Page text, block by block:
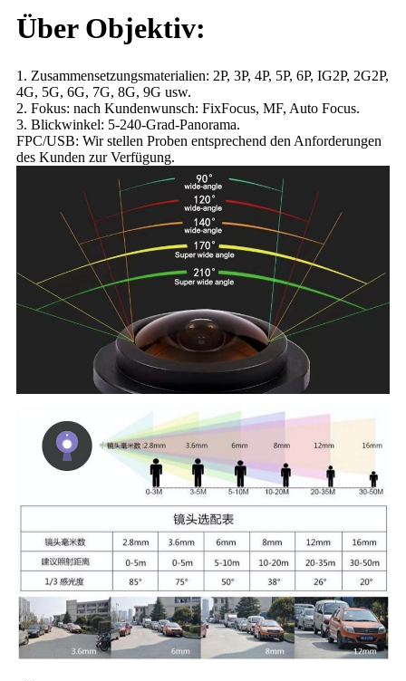
Über Objektiv:
1. Zusammensetzungsmaterialien: 2P, 3P, 4P, 5P, 6P, IG2P, 2G2P,
4G, 5G, 6G, 7G, 8G, 9G usw.
2. Fokus: nach Kundenwunsch: FixFocus, MF, Auto Focus.
3. Blickwinkel: 5-240-Grad-Panorama.
FPC/USB: Wir stellen Proben entsprechend den Anforderungen
des Kunden zur Verfügung.